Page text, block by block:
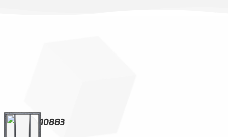
10883